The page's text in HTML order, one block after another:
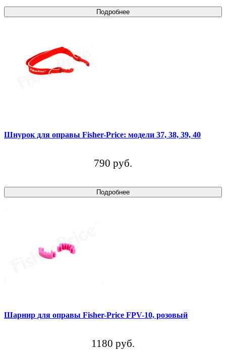
Подробнее
Шнурок для оправы Fisher-Price: модели 37, 38, 39, 40
790 руб.
Подробнее
Шарнир для оправы Fisher-Price FPV-10, розовый
1180 руб.